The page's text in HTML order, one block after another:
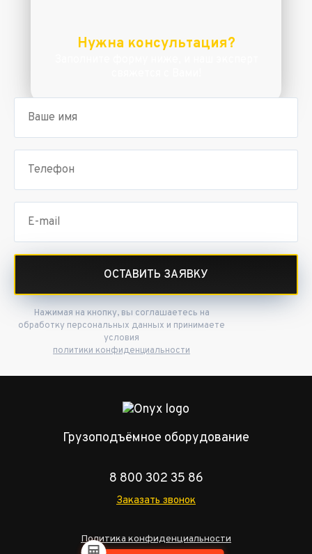
Нужна консультация?
ОСТАВИТЬ ЗАЯВКУ
Нажимая на кнопку, вы соглашаетесь на
обработку персональных данных и принимаете
условия
политики конфиденциальности
Грузоподъёмное оборудование
8 800 302 35 86
Заказать звонок
Политика конфиденциальности